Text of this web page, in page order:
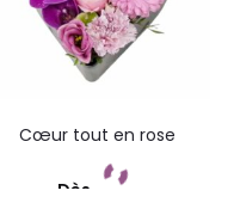
Cœur tout en rose
Dès